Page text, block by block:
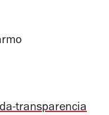
transparencia